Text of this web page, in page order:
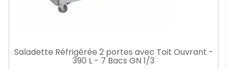
Saladette Réfrigérée 2 portes avec Toit Ouvrant -
390 L - 7 Bacs GN 1/3